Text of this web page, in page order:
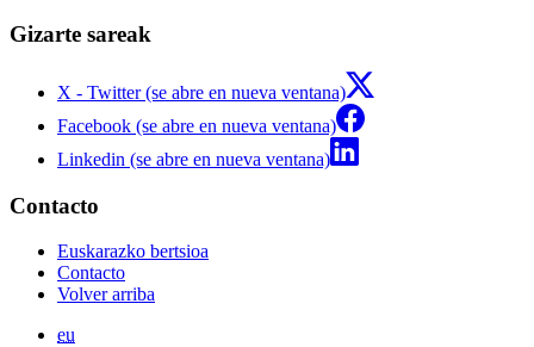
Gizarte sareak
X - Twitter (se abre en nueva ventana)
Facebook (se abre en nueva ventana)
Linkedin (se abre en nueva ventana)
Contacto
Euskarazko bertsioa
Contacto
Volver arriba
eu